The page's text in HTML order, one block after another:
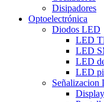
Disipadores
Optoelectrónica
Diodos LED
LED
LED
LED
LED
Señalizacion